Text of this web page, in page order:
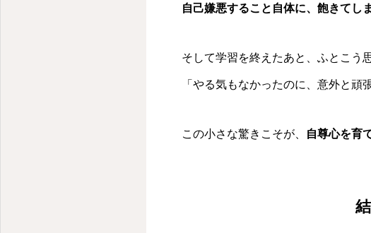
自己嫌悪すること自体に、飽きてし
そして学習を終えたあと、ふとこう
「やる気もなかったのに、意外と頑
この小さな驚きこそが、 自尊心を育